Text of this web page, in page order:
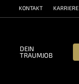
KONTAKT KARRIERE
DEIN
TRAUMJOB